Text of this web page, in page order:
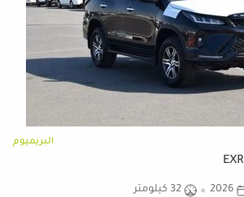
البريميوم
2026
32 كيلومتر